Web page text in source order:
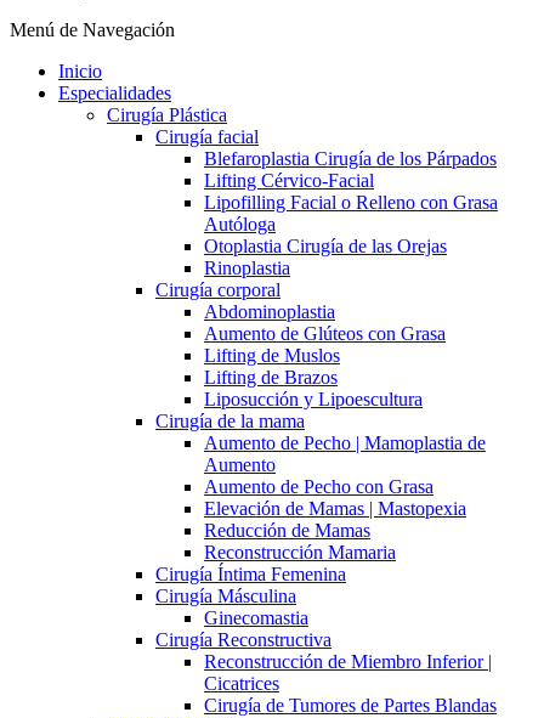
Menú de Navegación
Inicio
Especialidades
Cirugía Plástica
Cirugía facial
Blefaroplastia Cirugía de los Párpados
Lifting Cérvico-Facial
Lipofilling Facial o Relleno con Grasa
Autóloga
Otoplastia Cirugía de las Orejas
Rinoplastia
Cirugía corporal
Abdominoplastia
Aumento de Glúteos con Grasa
Lifting de Muslos
Lifting de Brazos
Liposucción y Lipoescultura
Cirugía de la mama
Aumento de Pecho | Mamoplastia de
Aumento
Aumento de Pecho con Grasa
Elevación de Mamas | Mastopexia
Reducción de Mamas
Reconstrucción Mamaria
Cirugía Íntima Femenina
Cirugía Másculina
Ginecomastia
Cirugía Reconstructiva
Reconstrucción de Miembro Inferior |
Cicatrices
Cirugía de Tumores de Partes Blandas